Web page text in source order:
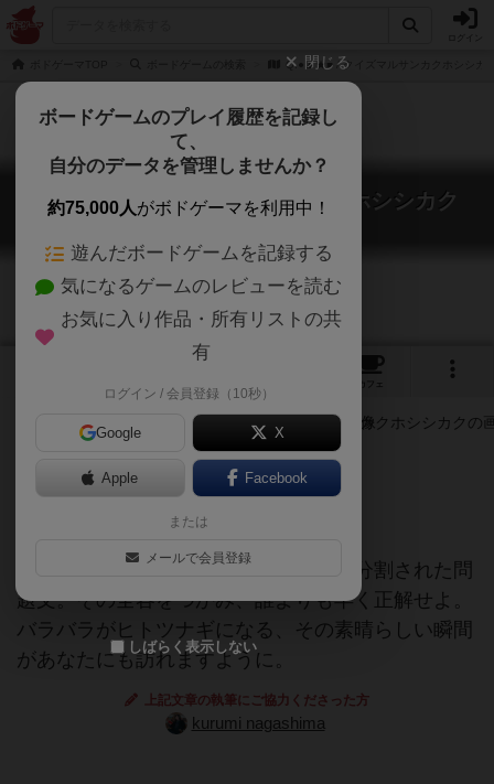
Q.●▲★■ / クイズマルサンカクホシシカ
Q.●▲★■ / クイズマルサンカクホシシカク
Q. Maru Sankaku Hoshi Shikaku
カフェ
バラバラ、スッキリ、ひとつなぎ。
スイッチを押せば読み上げられる、四分割された問
題文。その全容をつかみ、誰よりも早く正解せよ。
バラバラがヒトツナギになる、その素晴らしい瞬間
があなたにも訪れますように。
上記文章の執筆にご協力くださった方
kurumi nagashima
閉じる
ボードゲームのプレイ履歴を記録し
て、
自分のデータを管理しませんか？
約75,000人がボドゲーマを利用中！
遊んだボードゲームを記録する
気になるゲームのレビューを読む
お気に入り作品・所有リストの共
有
ログイン / 会員登録（10秒）
Google X
Apple Facebook
または
メールで会員登録
しばらく表示しない